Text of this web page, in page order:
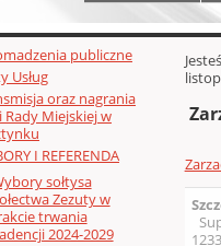
zasoby (lewa
publiczne
Usług
oraz nagrania
Rady Miejskiej w
I REFERENDA
sołtysa
Zezuty w
trwania
2024-2029
1233